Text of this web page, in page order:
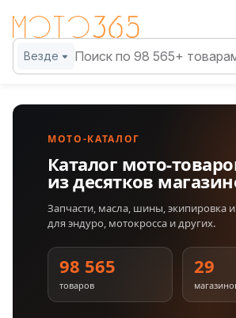
Везде
МОТО-КАТАЛОГ
Каталог мото-
из десятков
Запчасти, масла, шины, экипировка и
для эндуро, мотокросса и других.
98 565
товаров
29